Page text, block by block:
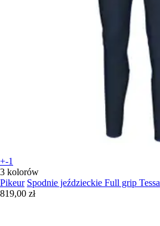
+-1
3 kolorów
Pikeur Spodnie jeździeckie Full grip Tessa
819,00 zł